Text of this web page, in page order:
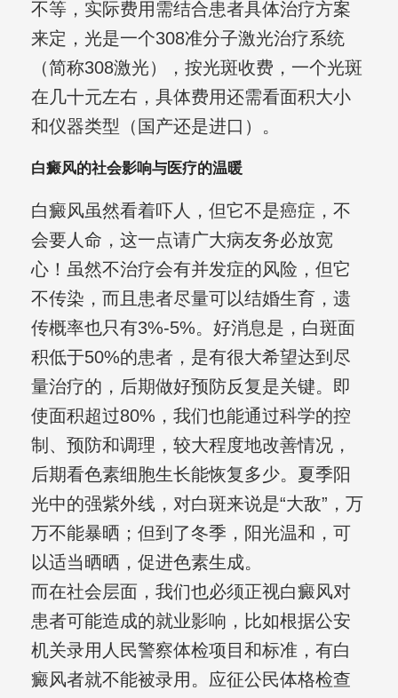
不等，实际费用需结合患者具体治疗方案
来定，光是一个308准分子激光治疗系统
（简称308激光），按光斑收费，一个光斑
在几十元左右，具体费用还需看面积大小
和仪器类型（国产还是进口）。
白癜风的社会影响与医疗的温暖
白癜风虽然看着吓人，但它不是癌症，不
会要人命，这一点请广大病友务必放宽
心！虽然不治疗会有并发症的风险，但它
不传染，而且患者尽量可以结婚生育，遗
传概率也只有3%-5%。好消息是，白斑面
积低于50%的患者，是有很大希望达到尽
量治疗的，后期做好预防反复是关键。即
使面积超过80%，我们也能通过科学的控
制、预防和调理，较大程度地改善情况，
后期看色素细胞生长能恢复多少。夏季阳
光中的强紫外线，对白斑来说是“大敌”，万
万不能暴晒；但到了冬季，阳光温和，可
以适当晒晒，促进色素生成。
而在社会层面，我们也必须正视白癜风对
患者可能造成的就业影响，比如根据公安
机关录用人民警察体检项目和标准，有白
癜风者就不能被录用。应征公民体格检查